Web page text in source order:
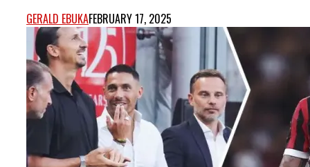
GERALD EBUKAFEBRUARY 17, 2025